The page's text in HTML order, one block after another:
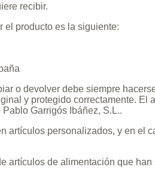
recibir.
el producto es la siguiente:
o devolver debe siempre
y protegido correctamente. El
Garrigós Ibáñez, S.L..
artículos personalizados, y en el
artículos de alimentación que